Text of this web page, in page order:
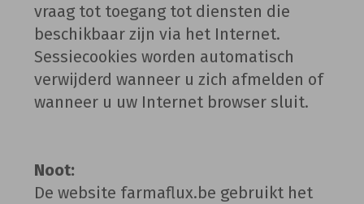
vraag tot toegang tot diensten die
beschikbaar zijn via het Internet.
Sessiecookies worden automatisch
verwijderd wanneer u zich afmelden of
wanneer u uw Internet browser sluit.
Noot:
De website farmaflux.be gebruikt het